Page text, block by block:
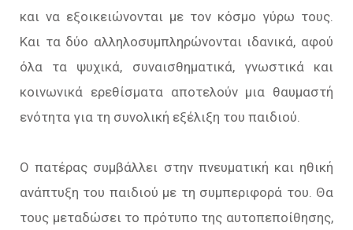
και να εξοικειώνονται με τον κόσμο γύρω τους.
Και τα δύο αλληλοσυμπληρώνονται ιδανικά, αφού
όλα τα ψυχικά, συναισθηματικά, γνωστικά και
κοινωνικά ερεθίσματα αποτελούν μια θαυμαστή
ενότητα για τη συνολική εξέλιξη του παιδιού.
Ο πατέρας συμβάλλει στην πνευματική και ηθική
ανάπτυξη του παιδιού με τη συμπεριφορά του. Θα
τους μεταδώσει το πρότυπο της αυτοπεποίθησης,